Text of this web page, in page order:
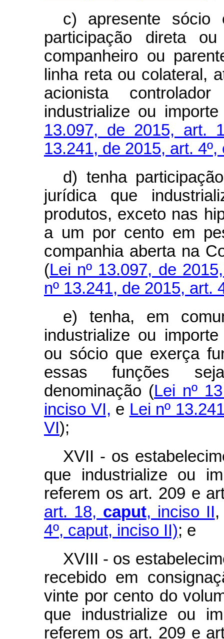
c) apresente sócio
participação direta
companheiro ou
linha reta ou colateral,
acionista
industrialize ou
13.097, de 2015, art.
13.241, de 2015, art.
d) tenha
jurídica que
produtos, exceto nas
a um por cento em
companhia aberta na
(Lei nº 13.097, de
nº 13.241, de 2015, art.
e) tenha, em
industrialize ou
ou sócio que exerça
essas funções
denominação (Lei nº
inciso VI, e Lei nº
VI);
XVII - os
que industrialize ou
referem os art. 209 e
art. 18, caput, inciso II
4º, caput, inciso II); e
XVIII - os
recebido em
vinte por cento do
que industrialize ou
referem os art. 209 e